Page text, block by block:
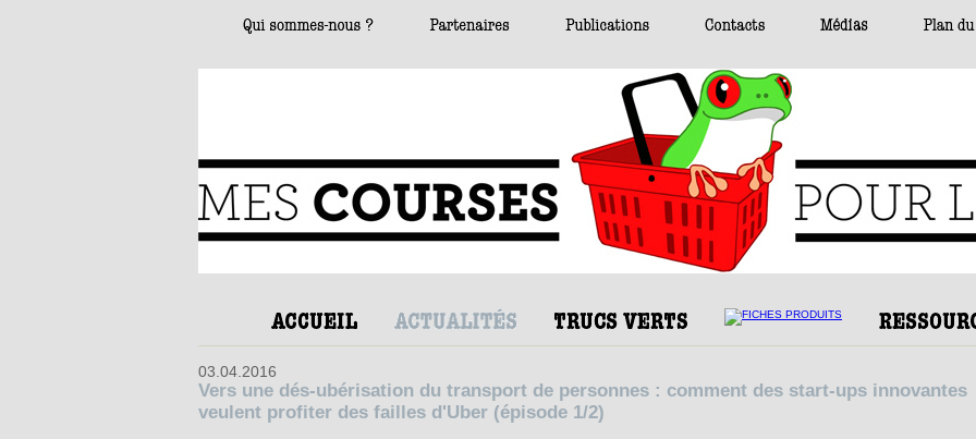
03.04.2016
Vers une dés-ubérisation du transport de personnes : comment des start-ups innovantes
veulent profiter des failles d'Uber (épisode 1/2)